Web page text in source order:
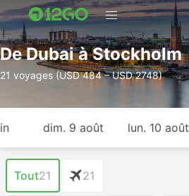
De Dubai à Stockholm
21 voyages (USD 484 – USD 2748)
dim. 9 août lun. 10 août
Tout21 21